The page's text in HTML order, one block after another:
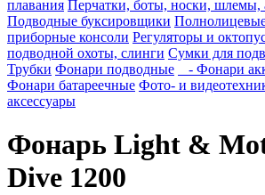
плавания Перчатки, боты, носки, шлемы,
Подводные буксировщики
приборные консоли Регуляторы и
подводной охоты, слинги Сумки для
Трубки Фонари подводные - Фонари
Фонари батареечные Фото- и
аксессуары
Фонарь Light &
Dive 1200